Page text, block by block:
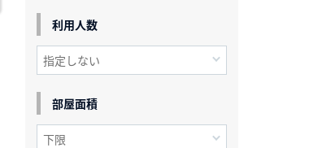
利用人数
部屋面積